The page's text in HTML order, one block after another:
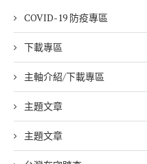
COVID-19 防疫專區
下載專區
主軸介紹/下載專區
主題文章
主題文章